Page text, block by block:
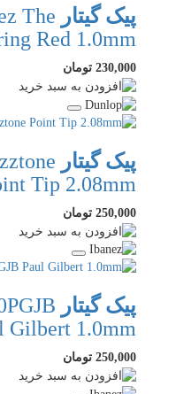
پیک گیتار 1.0mm The
Red 1.0mm
230,000 تومان
پیک گیتار 2.0mm
Tip 2.08mm
250,000 تومان
پیک گیتار 1.0mm
Gilbert 1.0mm
250,000 تومان